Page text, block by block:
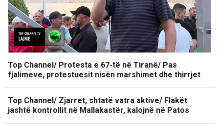
Top Channel/ Protesta e 67-të në Tiranë/ Pas
fjalimeve, protestuesit nisën marshimet dhe thirrjet
Top Channel/ Zjarret, shtatë vatra aktive/ Flakët
jashtë kontrollit në Mallakastër, kalojnë në Patos